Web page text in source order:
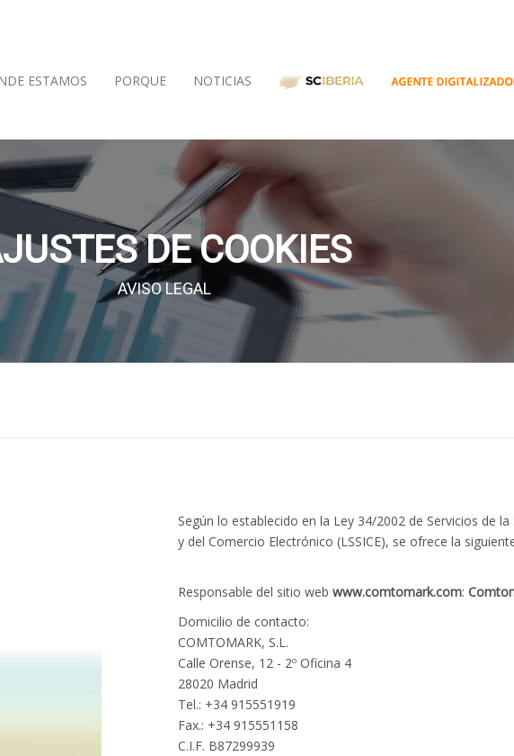
ESTAMOS PORQUE NOTICIAS
DE COOKIES
AVISO LEGAL
Según lo establecido en la Ley 34/2002 de Servicios de
y del Comercio Electrónico (LSSICE), se ofrece la
Responsable del sitio web www.comtomark.com:
Domicilio de contacto:
COMTOMARK, S.L.
Calle Orense, 12 - 2º Oficina 4
28020 Madrid
Tel.: +34 915551919
Fax.: +34 915551158
C.I.F. B87299939